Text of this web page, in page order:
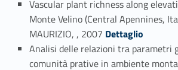
Vascular plant richness along
Monte Velino (Central Apennines,
MAURIZIO, , 2007 Link identifier #identifier_person_64764-58
Dettaglio
Analisi delle relazioni tra parametri
comunità prative in ambiente